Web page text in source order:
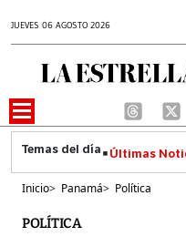
JUEVES 06 AGOSTO 2026
Últimas
Inicio> Panamá> Política
POLÍTICA